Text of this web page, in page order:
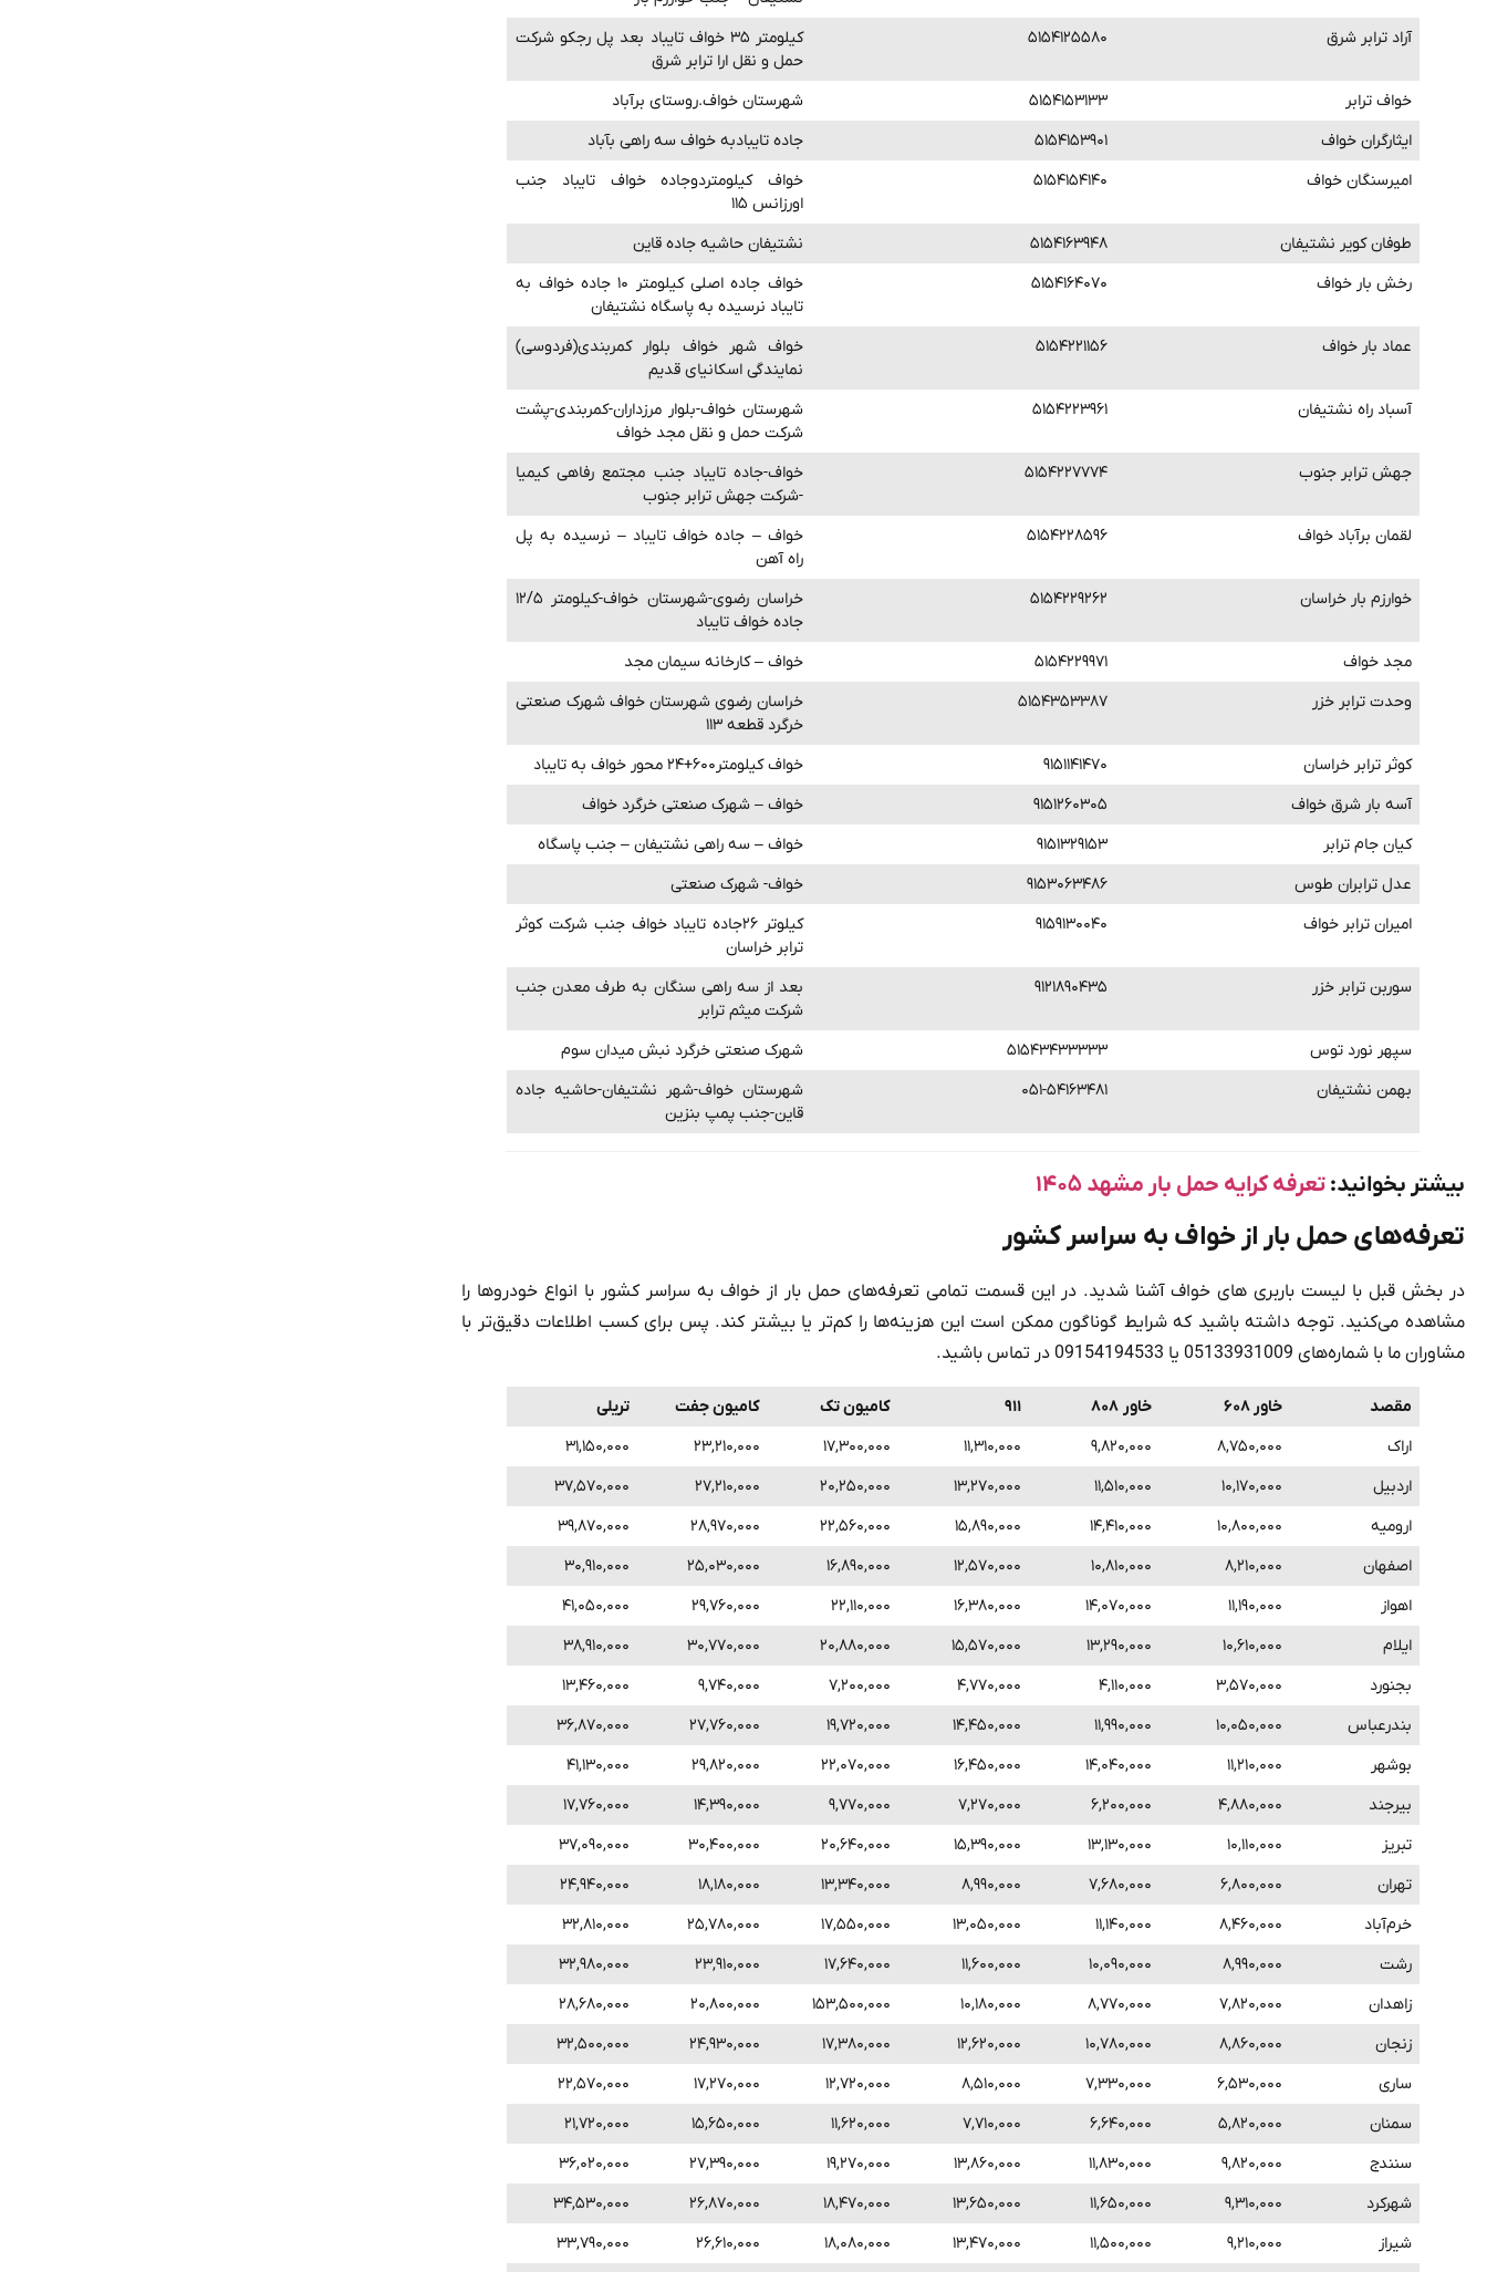
آراد ترابر شرق
۵۱۵۴۱۲۵۵۸۰
کیلومتر ۳۵ خواف تایباد بعد پل رجکو شرکت
حمل و نقل ارا ترابر شرق
خواف ترابر
۵۱۵۴۱۵۳۱۳۳
شهرستان خواف.روستای برآباد
ایثارگران خواف
۵۱۵۴۱۵۳۹۰۱
جاده تایبادبه خواف سه راهی بآباد
امیرسنگان خواف
۵۱۵۴۱۵۴۱۴۰
خواف کیلومتردوجاده خواف تایباد جنب
اورزانس ۱۱۵
طوفان کویر نشتیفان
۵۱۵۴۱۶۳۹۴۸
نشتیفان حاشیه جاده قاین
رخش بار خواف
۵۱۵۴۱۶۴۰۷۰
خواف جاده اصلی کیلومتر ۱۰ جاده خواف به
تایباد نرسیده به پاسگاه نشتیفان
عماد بار خواف
۵۱۵۴۲۲۱۱۵۶
خواف شهر خواف بلوار کمربندی(فردوسی)
نمایندگی اسکانیای قدیم
آسباد راه نشتیفان
۵۱۵۴۲۲۳۹۶۱
شهرستان خواف-بلوار مرزداران-کمربندی-پشت
شرکت حمل و نقل مجد خواف
جهش ترابر جنوب
۵۱۵۴۲۲۷۷۷۴
خواف-جاده تایباد جنب مجتمع رفاهی کیمیا
-شرکت جهش ترابر جنوب
لقمان برآباد خواف
۵۱۵۴۲۲۸۵۹۶
خواف – جاده خواف تایباد – نرسیده به پل
راه آهن
خوارزم بار خراسان
۵۱۵۴۲۲۹۲۶۲
خراسان رضوی-شهرستان خواف-کیلومتر ۱۲/۵
جاده خواف تایباد
مجد خواف
۵۱۵۴۲۲۹۹۷۱
خواف – کارخانه سیمان مجد
وحدت ترابر خزر
۵۱۵۴۳۵۳۳۸۷
خراسان رضوی شهرستان خواف شهرک صنعتی
خرگرد قطعه ۱۱۳
کوثر ترابر خراسان
۹۱۵۱۱۴۱۴۷۰
خواف کیلومتر۶۰۰+۲۴ محور خواف به تایباد
آسه بار شرق خواف
۹۱۵۱۲۶۰۳۰۵
خواف – شهرک صنعتی خرگرد خواف
کیان جام ترابر
۹۱۵۱۳۲۹۱۵۳
خواف – سه راهی نشتیفان – جنب پاسگاه
عدل ترابران طوس
۹۱۵۳۰۶۳۴۸۶
خواف- شهرک صنعتی
امیران ترابر خواف
۹۱۵۹۱۳۰۰۴۰
کیلوتر ۲۶جاده تایباد خواف جنب شرکت کوثر
ترابر خراسان
سوربن ترابر خزر
۹۱۲۱۸۹۰۴۳۵
بعد از سه راهی سنگان به طرف معدن جنب
شرکت میثم ترابر
سپهر نورد توس
۵۱۵۴۳۴۳۳۳۳۳
شهرک صنعتی خرگرد نبش میدان سوم
بهمن نشتیفان
۰۵۱-۵۴۱۶۳۴۸۱
شهرستان خواف-شهر نشتیفان-حاشیه جاده
قاین-جنب پمپ بنزین
بیشتر بخوانید:تعرفه کرایه حمل بار مشهد ۱۴۰۵
تعرفه‌های حمل بار از خواف به سراسر کشور
در بخش قبل با لیست باربری های خواف آشنا شدید. در این قسمت تمامی تعرفه‌های حمل بار از خواف به سراسر کشور با انواع خودروها را
مشاهده می‌کنید. توجه داشته باشید که شرایط گوناگون ممکن است این هزینه‌ها را کم‌تر یا بیشتر کند. پس برای کسب اطلاعات دقیق‌تر با
مشاوران ما با شماره‌های 05133931009 یا 09154194533 در تماس باشید.
مقصد خاور ۶۰۸ خاور ۸۰۸ ۹۱۱ کامیون تک کامیون جفت
تریلی
اراک
۸,۷۵۰,۰۰۰ ۹,۸۲۰,۰۰۰ ۱۱,۳۱۰,۰۰۰ ۱۷,۳۰۰,۰۰۰ ۲۳,۲۱۰,۰۰۰
۳۱,۱۵۰,۰۰۰
اردبیل
۱۰,۱۷۰,۰۰۰ ۱۱,۵۱۰,۰۰۰ ۱۳,۲۷۰,۰۰۰ ۲۰,۲۵۰,۰۰۰ ۲۷,۲۱۰,۰۰۰
۳۷,۵۷۰,۰۰۰
ارومیه
۱۰,۸۰۰,۰۰۰ ۱۴,۴۱۰,۰۰۰ ۱۵,۸۹۰,۰۰۰ ۲۲,۵۶۰,۰۰۰ ۲۸,۹۷۰,۰۰۰
۳۹,۸۷۰,۰۰۰
اصفهان
۸,۲۱۰,۰۰۰ ۱۰,۸۱۰,۰۰۰ ۱۲,۵۷۰,۰۰۰ ۱۶,۸۹۰,۰۰۰ ۲۵,۰۳۰,۰۰۰
۳۰,۹۱۰,۰۰۰
اهواز
۱۱,۱۹۰,۰۰۰ ۱۴,۰۷۰,۰۰۰ ۱۶,۳۸۰,۰۰۰ ۲۲,۱۱۰,۰۰۰ ۲۹,۷۶۰,۰۰۰
۴۱,۰۵۰,۰۰۰
ایلام
۱۰,۶۱۰,۰۰۰ ۱۳,۲۹۰,۰۰۰ ۱۵,۵۷۰,۰۰۰ ۲۰,۸۸۰,۰۰۰ ۳۰,۷۷۰,۰۰۰
۳۸,۹۱۰,۰۰۰
بجنورد
۳,۵۷۰,۰۰۰ ۴,۱۱۰,۰۰۰ ۴,۷۷۰,۰۰۰ ۷,۲۰۰,۰۰۰ ۹,۷۴۰,۰۰۰
۱۳,۴۶۰,۰۰۰
بندرعباس
۱۰,۰۵۰,۰۰۰ ۱۱,۹۹۰,۰۰۰ ۱۴,۴۵۰,۰۰۰ ۱۹,۷۲۰,۰۰۰ ۲۷,۷۶۰,۰۰۰
۳۶,۸۷۰,۰۰۰
بوشهر
۱۱,۲۱۰,۰۰۰ ۱۴,۰۴۰,۰۰۰ ۱۶,۴۵۰,۰۰۰ ۲۲,۰۷۰,۰۰۰ ۲۹,۸۲۰,۰۰۰
۴۱,۱۳۰,۰۰۰
بیرجند
۴,۸۸۰,۰۰۰ ۶,۲۰۰,۰۰۰ ۷,۲۷۰,۰۰۰ ۹,۷۷۰,۰۰۰ ۱۴,۳۹۰,۰۰۰
۱۷,۷۶۰,۰۰۰
تبریز
۱۰,۱۱۰,۰۰۰ ۱۳,۱۳۰,۰۰۰ ۱۵,۳۹۰,۰۰۰ ۲۰,۶۴۰,۰۰۰ ۳۰,۴۰۰,۰۰۰
۳۷,۰۹۰,۰۰۰
تهران
۶,۸۰۰,۰۰۰ ۷,۶۸۰,۰۰۰ ۸,۹۹۰,۰۰۰ ۱۳,۳۴۰,۰۰۰ ۱۸,۱۸۰,۰۰۰
۲۴,۹۴۰,۰۰۰
خرم‌آباد
۸,۴۶۰,۰۰۰ ۱۱,۱۴۰,۰۰۰ ۱۳,۰۵۰,۰۰۰ ۱۷,۵۵۰,۰۰۰ ۲۵,۷۸۰,۰۰۰
۳۲,۸۱۰,۰۰۰
رشت
۸,۹۹۰,۰۰۰ ۱۰,۰۹۰,۰۰۰ ۱۱,۶۰۰,۰۰۰ ۱۷,۶۴۰,۰۰۰ ۲۳,۹۱۰,۰۰۰
۳۲,۹۸۰,۰۰۰
زاهدان
۷,۸۲۰,۰۰۰ ۸,۷۷۰,۰۰۰ ۱۰,۱۸۰,۰۰۰ ۱۵۳,۵۰۰,۰۰۰ ۲۰,۸۰۰,۰۰۰
۲۸,۶۸۰,۰۰۰
زنجان
۸,۸۶۰,۰۰۰ ۱۰,۷۸۰,۰۰۰ ۱۲,۶۲۰,۰۰۰ ۱۷,۳۸۰,۰۰۰ ۲۴,۹۳۰,۰۰۰
۳۲,۵۰۰,۰۰۰
ساری
۶,۵۳۰,۰۰۰ ۷,۳۳۰,۰۰۰ ۸,۵۱۰,۰۰۰ ۱۲,۷۲۰,۰۰۰ ۱۷,۲۷۰,۰۰۰
۲۲,۵۷۰,۰۰۰
سمنان
۵,۸۲۰,۰۰۰ ۶,۶۴۰,۰۰۰ ۷,۷۱۰,۰۰۰ ۱۱,۶۲۰,۰۰۰ ۱۵,۶۵۰,۰۰۰
۲۱,۷۲۰,۰۰۰
سنندج
۹,۸۲۰,۰۰۰ ۱۱,۸۳۰,۰۰۰ ۱۳,۸۶۰,۰۰۰ ۱۹,۲۷۰,۰۰۰ ۲۷,۳۹۰,۰۰۰
۳۶,۰۲۰,۰۰۰
شهرکرد
۹,۳۱۰,۰۰۰ ۱۱,۶۵۰,۰۰۰ ۱۳,۶۵۰,۰۰۰ ۱۸,۴۷۰,۰۰۰ ۲۶,۸۷۰,۰۰۰
۳۴,۵۳۰,۰۰۰
شیراز
۹,۲۱۰,۰۰۰ ۱۱,۵۰۰,۰۰۰ ۱۳,۴۷۰,۰۰۰ ۱۸,۰۸۰,۰۰۰ ۲۶,۶۱۰,۰۰۰ ۳۳,۷۹۰,۰۰۰